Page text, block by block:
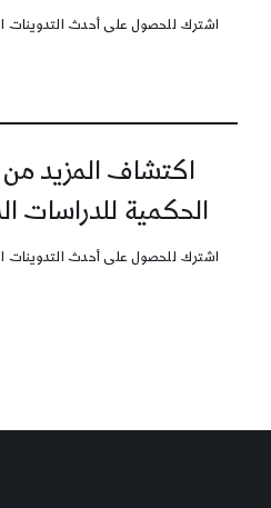
اشترك للحصول على أحدث التدوينات
اكتشاف المزيد
الحكمية للدراسات
اشترك للحصول على أحدث التدوينات